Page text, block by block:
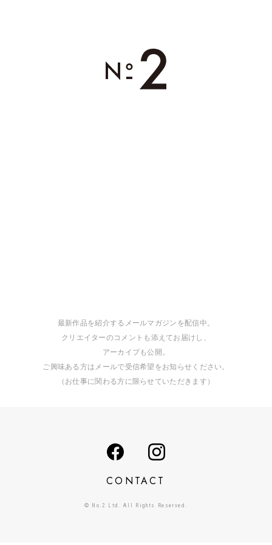
最新作品を紹介するメールマガジンを配信中。
クリエイターのコメントも添えてお届けし、
アーカイブも公開。
ご興味ある方はメールで受信希望をお知らせください。
（お仕事に関わる方に限らせていただきます）
CONTACT
© No.2 Ltd. All Rights Reserved.